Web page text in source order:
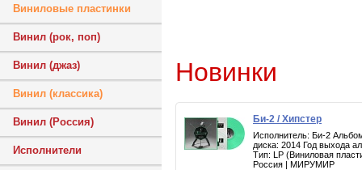
Виниловые пластинки
Винил (рок, поп)
Винил (джаз)
Винил (классика)
Винил (Россия)
Исполнители
Новинки
Би-2 / Хипстер
Исполнитель: Би-2
диска: 2014 Год выхода
Тип: LP (Виниловая
Россия | МИРУМИР